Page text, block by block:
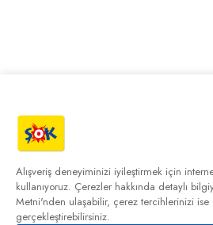
Alışveriş deneyiminizi iyileştirmek için
kullanıyoruz. Çerezler hakkında detaylı
Metni'nden ulaşabilir, çerez tercihlerinizi ise
gerçekleştirebilirsiniz.